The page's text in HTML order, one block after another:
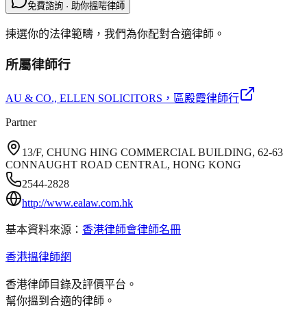
免費諮詢 · 助你搵啱律師
揀選你的法律範疇，我們為你配對合適律師。
所屬律師行
AU & CO., ELLEN SOLICITORS ，區殿霞律師行
Partner
13/F, CHUNG HING COMMERCIAL BUILDING, 62-63
CONNAUGHT ROAD CENTRAL, HONG KONG
2544-2828
http://www.ealaw.com.hk
基本資料來源： 香港律師會律師名冊
香港搵律師網
香港律師目錄及評價平台。
幫你搵到合適的律師。